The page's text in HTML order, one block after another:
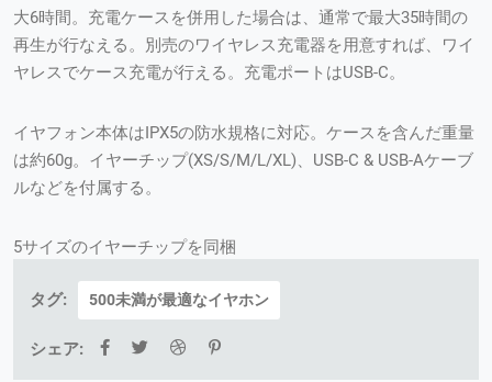
大6時間。充電ケースを併用した場合は、通常で最大35時間の
再生が行なえる。別売のワイヤレス充電器を用意すれば、ワイ
ヤレスでケース充電が行える。充電ポートはUSB-C。
イヤフォン本体はIPX5の防水規格に対応。ケースを含んだ重量
は約60g。イヤーチップ(XS/S/M/L/XL)、USB-C & USB-Aケーブ
ルなどを付属する。
5サイズのイヤーチップを同梱
タグ: 500未満が最適なイヤホン
シェア: